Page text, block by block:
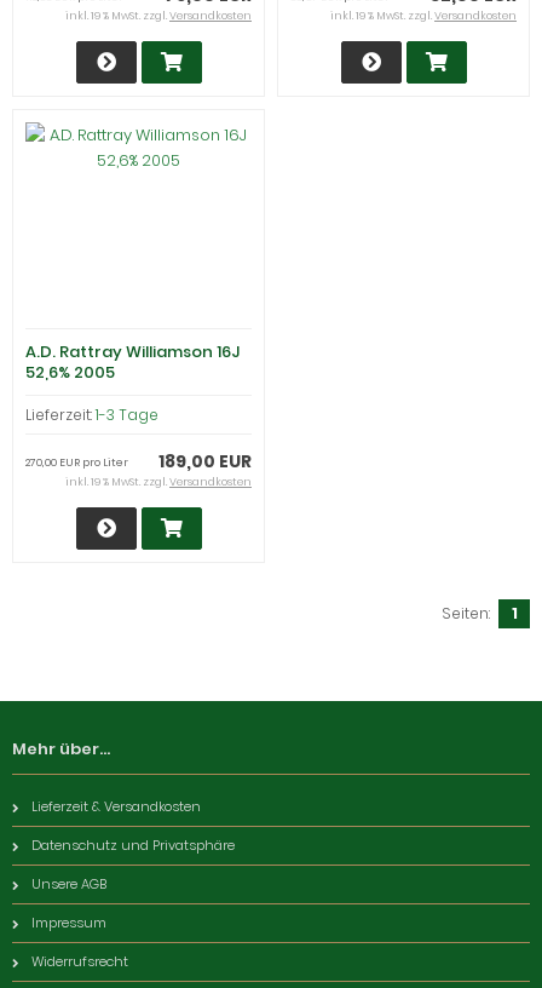
inkl. 19 % MwSt. zzgl.Versandkosten
inkl. 19 % MwSt. zzgl.Versandkosten
A.D. Rattray Williamson 16J
52,6% 2005
Lieferzeit:1-3 Tage
189,00 EUR
270,00 EUR pro Liter
inkl. 19 % MwSt. zzgl.Versandkosten
Seiten: 1
Mehr über...
Lieferzeit & Versandkosten
Datenschutz und Privatsphäre
Unsere AGB
Impressum
Widerrufsrecht